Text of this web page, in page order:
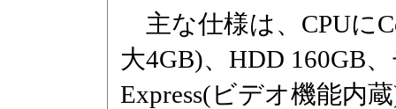
主な仕様は、CPUに
大4GB)、HDD 160GB
Express(ビデオ機能内